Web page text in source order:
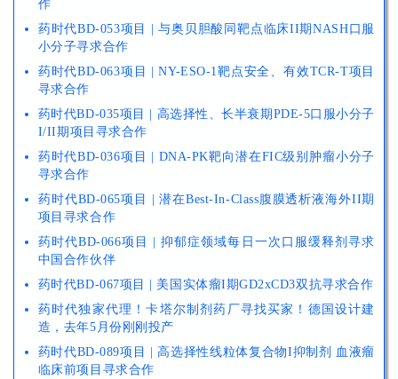
作
药时代BD-053项目 | 与奥贝胆酸同靶点临床II期NASH口服
小分子寻求合作
药时代BD-063项目 | NY-ESO-1靶点安全、有效TCR-T项目
寻求合作
药时代BD-035项目 | 高选择性、长半衰期PDE-5口服小分子
I/II期项目寻求合作
药时代BD-036项目 | DNA-PK靶向潜在FIC级别肿瘤小分子
寻求合作
药时代BD-065项目 | 潜在Best-In-Class腹膜透析液海外II期
项目寻求合作
药时代BD-066项目 | 抑郁症领域每日一次口服缓释剂寻求
中国合作伙伴
药时代BD-067项目 | 美国实体瘤I期GD2xCD3双抗寻求合作
药时代独家代理！卡塔尔制剂药厂寻找买家！德国设计建
造，去年5月份刚刚投产
药时代BD-089项目 | 高选择性线粒体复合物I抑制剂 血液瘤
临床前项目寻求合作